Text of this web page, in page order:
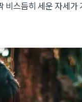
비스듬히 세운 자세